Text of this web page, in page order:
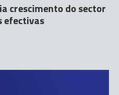
crescimento do sector
efectivas